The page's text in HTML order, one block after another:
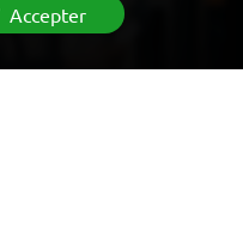
Accepter